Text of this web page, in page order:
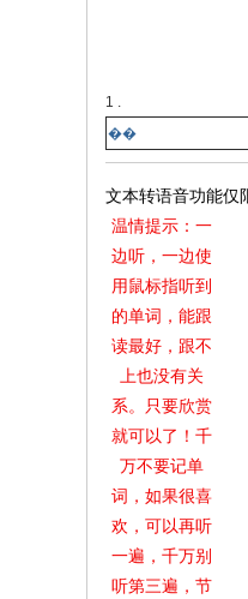
1 .
��
文本转语音功能仅
温情提示：一
边听，一边使
用鼠标指听到
的单词，能跟
读最好，跟不
上也没有关
系。只要欣赏
就可以了！千
万不要记单
词，如果很喜
欢，可以再听
一遍，千万别
听第三遍，节